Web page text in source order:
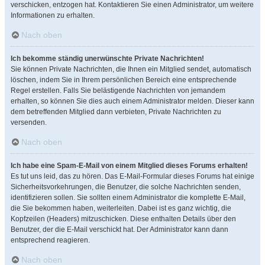
verschicken, entzogen hat. Kontaktieren Sie einen Administrator, um weitere
Informationen zu erhalten.
Nach oben
Ich bekomme ständig unerwünschte Private Nachrichten!
Sie können Private Nachrichten, die Ihnen ein Mitglied sendet, automatisch
löschen, indem Sie in Ihrem persönlichen Bereich eine entsprechende
Regel erstellen. Falls Sie belästigende Nachrichten von jemandem
erhalten, so können Sie dies auch einem Administrator melden. Dieser kann
dem betreffenden Mitglied dann verbieten, Private Nachrichten zu
versenden.
Nach oben
Ich habe eine Spam-E-Mail von einem Mitglied dieses Forums erhalten!
Es tut uns leid, das zu hören. Das E-Mail-Formular dieses Forums hat einige
Sicherheitsvorkehrungen, die Benutzer, die solche Nachrichten senden,
identifizieren sollen. Sie sollten einem Administrator die komplette E-Mail,
die Sie bekommen haben, weiterleiten. Dabei ist es ganz wichtig, die
Kopfzeilen (Headers) mitzuschicken. Diese enthalten Details über den
Benutzer, der die E-Mail verschickt hat. Der Administrator kann dann
entsprechend reagieren.
Nach oben